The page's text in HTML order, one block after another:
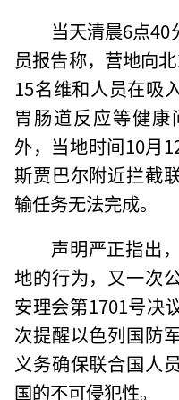
当天清晨6点40
员报告称，营地向
15名维和人员在吸
胃肠道反应等健
外，当地时间10月
斯贾巴尔附近拦截
输任务无法完成。
声明严正指出
地的行为，又一次
安理会第1701号决
次提醒以色列国防
义务确保联合国人
国的不可侵犯性。